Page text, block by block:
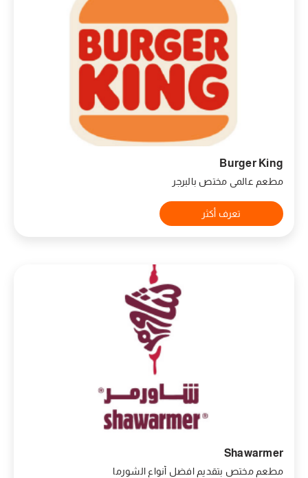
Burger King
مطعم عالمي مختص بالبرجر
تعرف أكثر
Shawarmer
مطعم مختص بتقديم افضل أنواع الشورما